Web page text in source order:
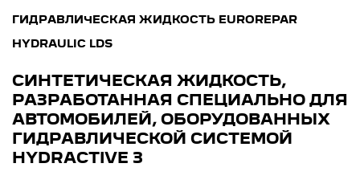
ГИДРАВЛИЧЕСКАЯ ЖИДКОСТЬ EUROREPAR
HYDRAULIC LDS
СИНТЕТИЧЕСКАЯ ЖИДКОСТЬ,
РАЗРАБОТАННАЯ СПЕЦИАЛЬНО ДЛЯ
АВТОМОБИЛЕЙ, ОБОРУДОВАННЫХ
ГИДРАВЛИЧЕСКОЙ СИСТЕМОЙ
HYDRACTIVE 3